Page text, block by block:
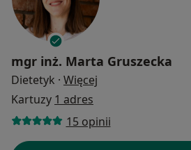
mgr inż. Marta Gruszecka
Dietetyk · Więcej
Kartuzy 1 adres
15 opinii